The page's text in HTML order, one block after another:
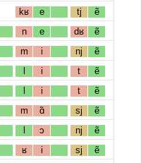
kʁ e tj ẽ
n e dʁ ẽ
m i nj ẽ
l i t ẽ
l i t ẽ
m ɑ̃ sj ẽ
l ɔ nj ẽ
ʁ i sj ẽ